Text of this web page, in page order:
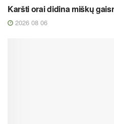
Karšti orai didina miškų
2026 08 06